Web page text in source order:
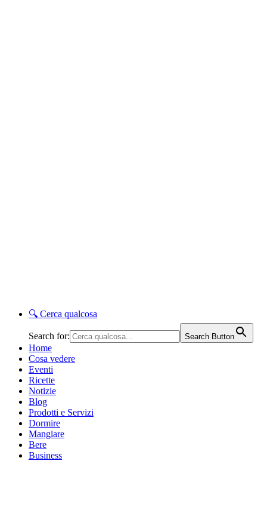
🔍 Cerca qualcosa
Search for: Search Button
Home
Cosa vedere
Eventi
Ricette
Notizie
Blog
Prodotti e Servizi
Dormire
Mangiare
Bere
Business